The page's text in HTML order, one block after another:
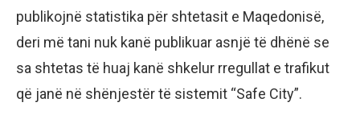
publikojnë statistika për shtetasit e Maqedonisë,
deri më tani nuk kanë publikuar asnjë të dhënë se
sa shtetas të huaj kanë shkelur rregullat e trafikut
që janë në shënjestër të sistemit “Safe City”.